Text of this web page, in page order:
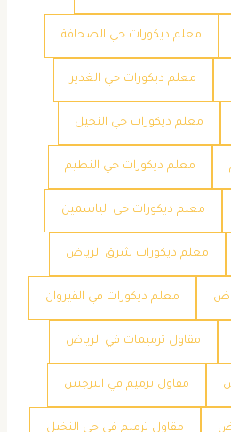
معلم ديكورات حي الصحافة
معلم ديكورات حي الغدير
معلم ديكورات حي النخيل
معلم ديكورات حي النظيم
معلم ديكورات حي الياسمين
معلم ديكورات شرق الرياض
معلم ديكورات في القيروان
مقاول ترميمات في الرياض
مقاول ترميم في النرجس
مقاول ترميم في حي النخيل